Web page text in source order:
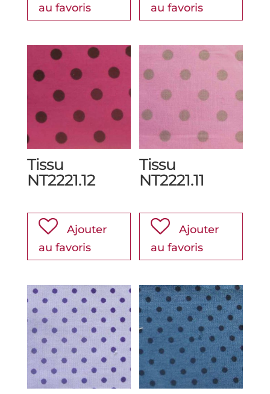
au favoris
au favoris
Tissu
NT2221.12
Ajouter
au favoris
Tissu
NT2221.11
Ajouter
au favoris